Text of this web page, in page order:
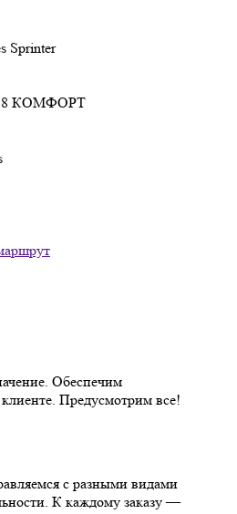
Sprinter
Обеспечим
Предусмотрим все!
с разными видами
К каждому заказу —